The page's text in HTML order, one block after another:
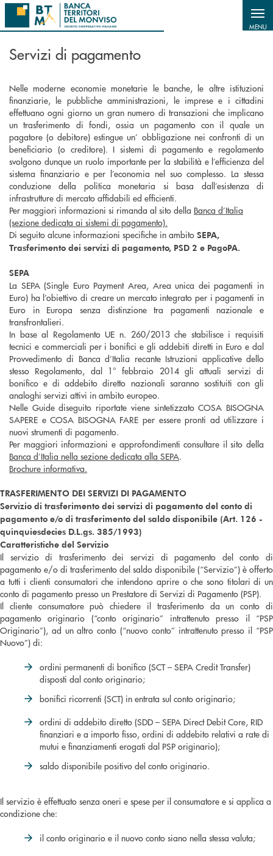
Salta al contenuto principale
MENU
Servizi di pagamento
Nelle moderne economie monetarie le banche, le altre istituzioni
finanziarie, le pubbliche amministrazioni, le imprese e i cittadini
effettuano ogni giorno un gran numero di transazioni che implicano
un trasferimento di fondi, ossia un pagamento con il quale un
pagatore (o debitore) estingue un’ obbligazione nei confronti di un
beneficiario (o creditore). I sistemi di pagamento e regolamento
svolgono dunque un ruolo importante per la stabilità e l’efficienza del
sistema finanziario e per l’economia nel suo complesso. La stessa
conduzione della politica monetaria si basa dall’esistenza di
infrastrutture di mercato affidabili ed efficienti.
Per maggiori informazioni si rimanda al sito della Banca d’Italia
(sezione dedicata ai sistemi di pagamento).
Di seguito alcune informazioni specifiche in ambito SEPA,
Trasferimento dei servizi di pagamento, PSD 2 e PagoPA.
SEPA
La SEPA (Single Euro Payment Area, Area unica dei pagamenti in
Euro) ha l’obiettivo di creare un mercato integrato per i pagamenti in
Euro in Europa senza distinzione tra pagamenti nazionale e
transfrontalieri.
In base al Regolamento UE n. 260/2013 che stabilisce i requisiti
tecnici e commerciali per i bonifici e gli addebiti diretti in Euro e dal
Provvedimento di Banca d’Italia recante Istruzioni applicative dello
stesso Regolamento, dal 1° febbraio 2014 gli attuali servizi di
bonifico e di addebito diretto nazionali saranno sostituiti con gli
analoghi servizi attivi in ambito europeo.
Nelle Guide diseguito riportate viene sintetizzato COSA BISOGNA
SAPERE e COSA BISOGNA FARE per essere pronti ad utilizzare i
nuovi strumenti di pagamento.
Per maggiori informazioni e approfondimenti consultare il sito della
Banca d’Italia nella sezione dedicata alla SEPA.
Brochure informativa.
TRASFERIMENTO DEI SERVIZI DI PAGAMENTO
Servizio di trasferimento dei servizi di pagamento del conto di
pagamento e/o di trasferimento del saldo disponibile (Art. 126 -
quinquiesdecies D.L.gs. 385/1993)
Caratteristiche del Servizio
Il servizio di trasferimento dei servizi di pagamento del conto di
pagamento e/o di trasferimento del saldo disponibile (“Servizio”) è offerto
a tutti i clienti consumatori che intendono aprire o che sono titolari di un
conto di pagamento presso un Prestatore di Servizi di Pagamento (PSP).
Il cliente consumatore può chiedere il trasferimento da un conto di
pagamento originario (“conto originario” intrattenuto presso il “PSP
Originario”), ad un altro conto (“nuovo conto” intrattenuto presso il “PSP
Nuovo”) di:
ordini permanenti di bonifico (SCT – SEPA Credit Transfer)
disposti dal conto originario;
bonifici ricorrenti (SCT) in entrata sul conto originario;
ordini di addebito diretto (SDD – SEPA Direct Debit Core, RID
finanziari e a importo fisso, ordini di addebito relativi a rate di
mutui e finanziamenti erogati dal PSP originario);
saldo disponibile positivo del conto originario.
Il servizio è effettuato senza oneri e spese per il consumatore e si applica a
condizione che:
il conto originario e il nuovo conto siano nella stessa valuta;